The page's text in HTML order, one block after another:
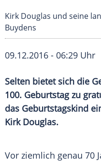
Kirk Douglas und seine
Buydens
09.12.2016 - 06:29 Uhr
Selten bietet sich die
100. Geburtstag zu
das Geburtstagskind
Kirk Douglas.
Vor ziemlich genau 70